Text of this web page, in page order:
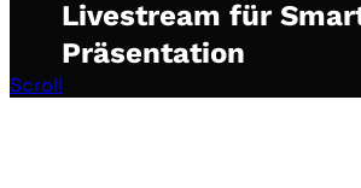
Livestream für
Präsentation
Scroll